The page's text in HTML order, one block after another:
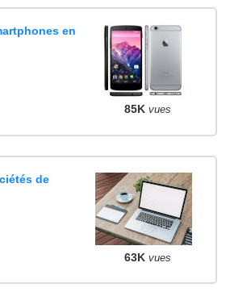
en
85K vues
de
63K vues